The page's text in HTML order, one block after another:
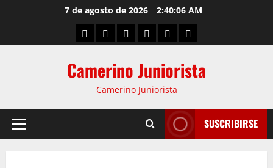
7 de agosto de 2026 2:40:07 AM
Camerino Juniorista
Camerino Juniorista
SUSCRIBIRSE